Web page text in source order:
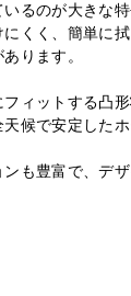
るのが大きな
くく、簡単に
ります。
ィットする凸
候で安定した
も豊富で、デ